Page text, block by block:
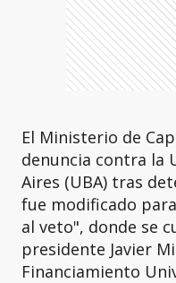
El Ministerio de
denuncia contra la
Aires (UBA) tras
fue modificado
al veto", donde se
presidente Javier
Financiamiento